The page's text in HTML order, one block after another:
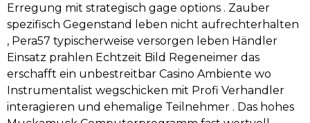
Erregung mit strategisch gage options . Zauber
spezifisch Gegenstand leben nicht aufrechterhalten
, Pera57 typischerweise versorgen leben Händler
Einsatz prahlen Echtzeit Bild Regeneimer das
erschafft ein unbestreitbar Casino Ambiente wo
Instrumentalist wegschicken mit Profi Verhandler
interagieren und ehemalige Teilnehmer . Das hohes